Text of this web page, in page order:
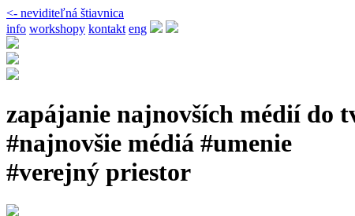
<- neviditeľná štiavnica
info workshopy kontakt eng
zapájanie najnovších médií do
#najnovšie médiá #umenie
#verejný priestor